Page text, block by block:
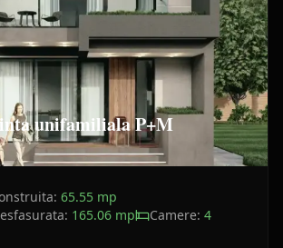
unifamiliala P+M
65.55 mp
165.06 mp Camere: 4